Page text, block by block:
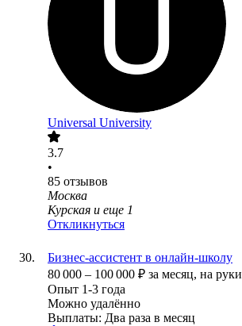
Universal University
3.7
•
85 отзывов
Москва
Курская и еще 1
Откликнуться
Бизнес-ассистент в онлайн-школу
80 000 – 100 000 ₽ за месяц, на руки
Опыт 1-3 года
Можно удалённо
Выплаты: Два раза в месяц